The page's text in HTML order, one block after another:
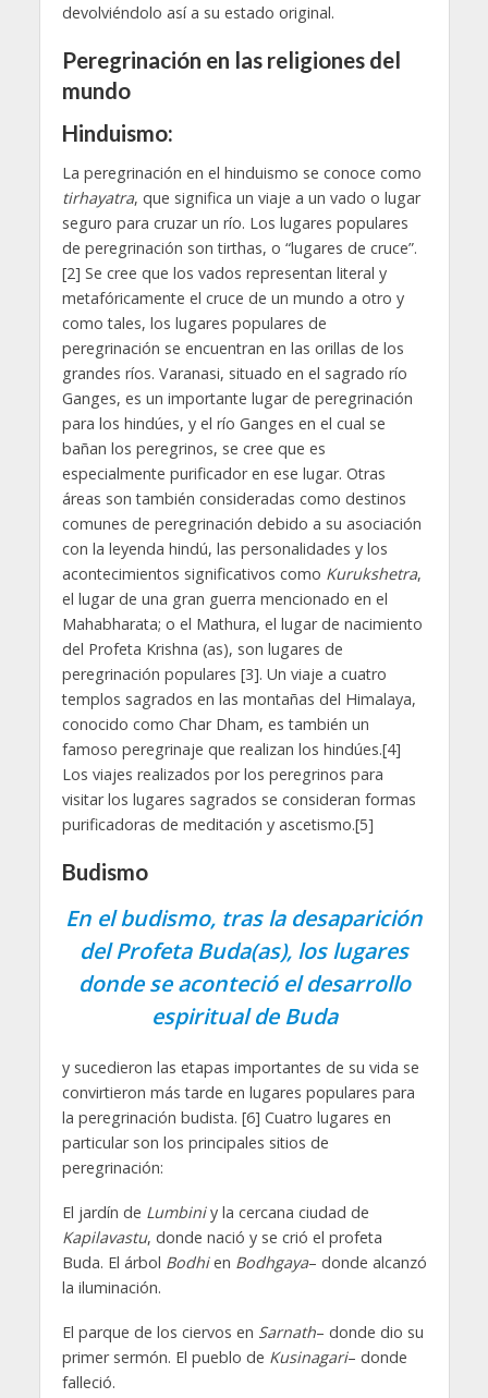
devolviéndolo así a su estado original.
Peregrinación en las religiones del
mundo
Hinduismo:
La peregrinación en el hinduismo se conoce como
tirhayatra, que significa un viaje a un vado o lugar
seguro para cruzar un río. Los lugares populares
de peregrinación son tirthas, o “lugares de cruce”.
[2] Se cree que los vados representan literal y
metafóricamente el cruce de un mundo a otro y
como tales, los lugares populares de
peregrinación se encuentran en las orillas de los
grandes ríos. Varanasi, situado en el sagrado río
Ganges, es un importante lugar de peregrinación
para los hindúes, y el río Ganges en el cual se
bañan los peregrinos, se cree que es
especialmente purificador en ese lugar. Otras
áreas son también consideradas como destinos
comunes de peregrinación debido a su asociación
con la leyenda hindú, las personalidades y los
acontecimientos significativos como Kurukshetra,
el lugar de una gran guerra mencionado en el
Mahabharata; o el Mathura, el lugar de nacimiento
del Profeta Krishna (as), son lugares de
peregrinación populares [3]. Un viaje a cuatro
templos sagrados en las montañas del Himalaya,
conocido como Char Dham, es también un
famoso peregrinaje que realizan los hindúes.[4]
Los viajes realizados por los peregrinos para
visitar los lugares sagrados se consideran formas
purificadoras de meditación y ascetismo.[5]
Budismo
En el budismo, tras la desaparición
del Profeta Buda(as), los lugares
donde se aconteció el desarrollo
espiritual de Buda
y sucedieron las etapas importantes de su vida se
convirtieron más tarde en lugares populares para
la peregrinación budista. [6] Cuatro lugares en
particular son los principales sitios de
peregrinación:
El jardín de Lumbiniy la cercana ciudad de
Kapilavastu, donde nació y se crió el profeta
Buda. El árbol Bodhien Bodhgaya– donde alcanzó
la iluminación.
El parque de los ciervos en Sarnath– donde dio su
primer sermón. El pueblo de Kusinagari– donde
falleció.